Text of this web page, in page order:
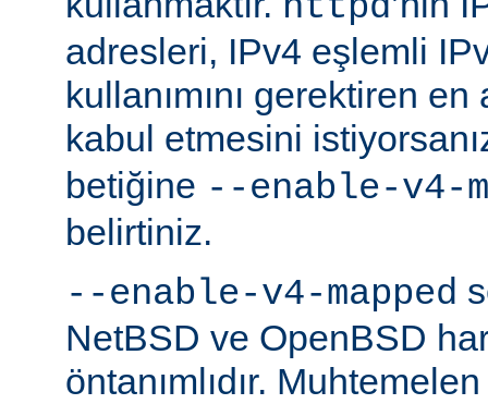
adresleri, IPv4 eşlemli
kullanımını gerektiren
kabul etmesini
betiğine --enable-v4-
belirtiniz.
--enable-v4-mapped
NetBSD ve OpenBSD
öntanımlıdır.